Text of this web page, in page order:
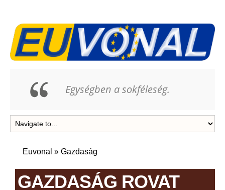
Egységben a sokféleség.
Euvonal » Gazdaság
GAZDASÁG ROVAT